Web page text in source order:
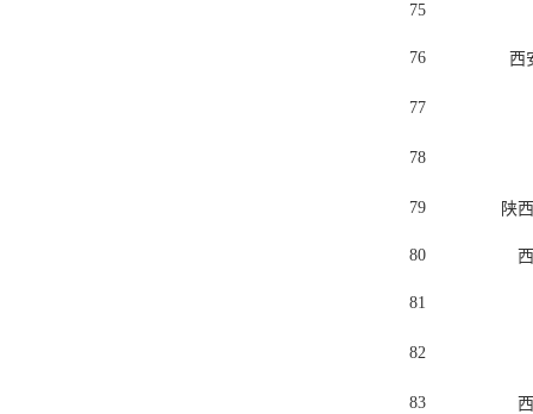
75
76 西
77
78
79 陕
80
81
82
83